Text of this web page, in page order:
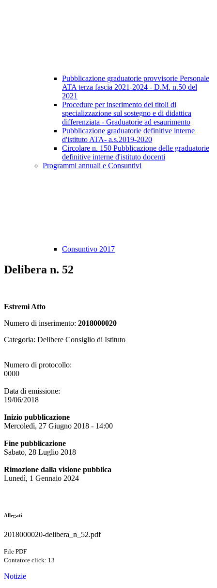
Pubblicazione graduatorie provvisorie Personale
ATA terza fascia 2021-2024 - D.M. n.50 del
2021
Procedure per inserimento dei titoli di
specializzazione sul sostegno e di didattica
differenziata - Graduatorie ad esaurimento
Pubblicazione graduatorie definitive interne
d'istituto ATA- a.s.2019-2020
Circolare n. 150 Pubblicazione delle graduatorie
definitive interne d'istituto docenti
Programmi annuali e Consuntivi
Consuntivo 2017
Delibera n. 52
Estremi Atto
Numero di inserimento: 2018000020
Categoria: Delibere Consiglio di Istituto
Numero di protocollo:
0000
Data di emissione:
19/06/2018
Inizio pubblicazione
Mercoledì, 27 Giugno 2018 - 14:00
Fine pubblicazione
Sabato, 28 Luglio 2018
Rimozione dalla visione pubblica
Lunedì, 1 Gennaio 2024
Allegati
2018000020-delibera_n_52.pdf
File PDF
Contatore click: 13
Notizie